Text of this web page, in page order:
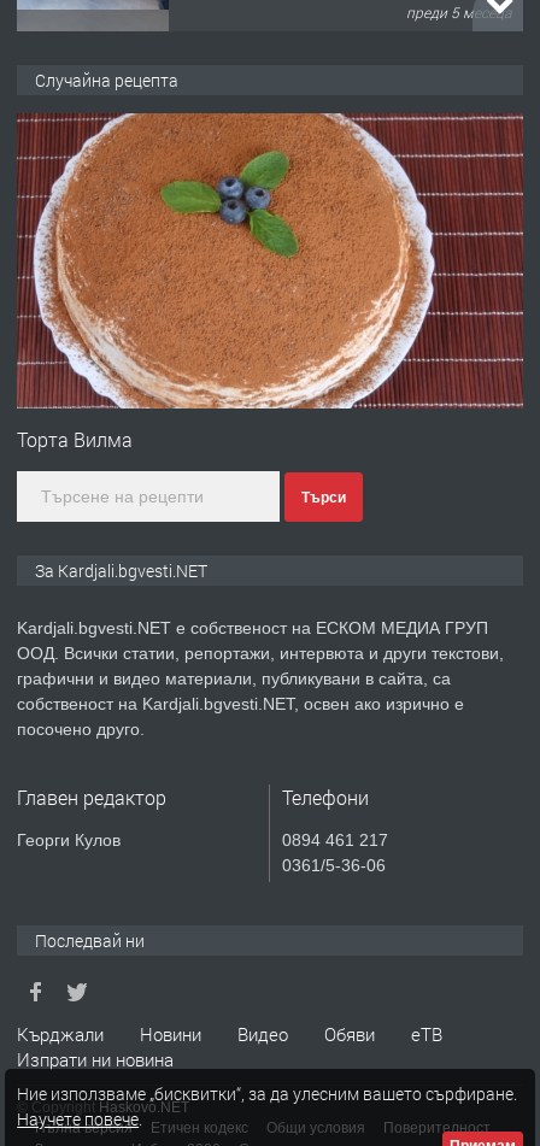
преди 5 месеца
преди 6 месеца
ПРЕДЛАГА
Заведение /ресторант, бистро/ в с.
Чакаларово, община Кирково
преди 7 месеца
Гараж под наем в супер център
на язовир Студен кладенец 331м2 |
преди 1 година
ПРЕДЛАГА
Курс
ПРЕДЛАГА
**Прекрасен имот за продажба в
Главатарци с уникална гледка към
язовир Кърджали**
Случайна рецепта
Торта Вилма
Търси
За Kardjali.bgvesti.NET
Kardjali.bgvesti.NET е собственост на ЕСКОМ МЕДИА ГРУП
ООД. Всички статии, репортажи, интервюта и други текстови,
графични и видео материали, публикувани в сайта, са
собственост на Kardjali.bgvesti.NET, освен ако изрично е
посочено друго.
Главен редактор
Георги Кулов
Телефони
0894 461 217
0361/5-36-06
Последвай ни
Кърджали Новини Видео Обяви
еТВ
Изпрати ни новина
© Copyright Haskovo.NET
Пълна версия
Етичен кодекс Общи условия
Поверителност
Ние използваме „бисквитки“, за да улесним вашето сърфиране.
Научете повече.